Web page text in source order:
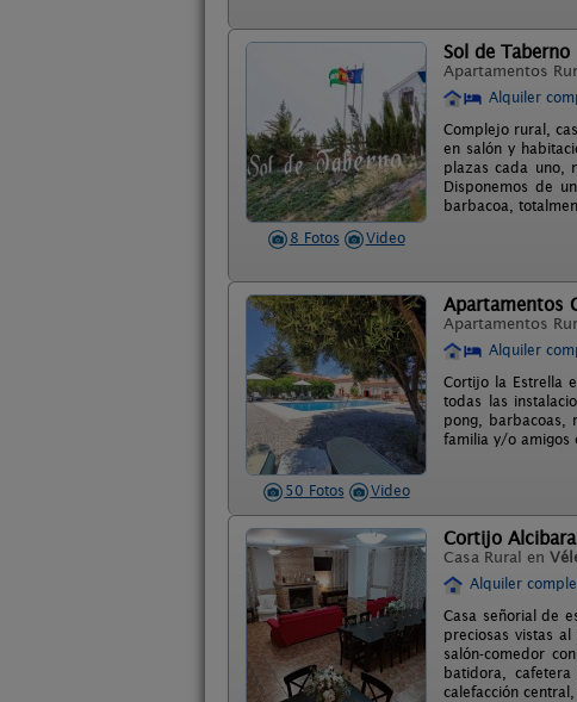
8 Fotos Video
Sol de Taberno
Apartamentos
Alquiler
Complejo rural,
en salón y
plazas cada uno,
Disponemos de
barbacoa,
50 Fotos Video
Apartamentos
Apartamentos
Alquiler
Cortijo la Estrella
todas las
pong, barbacoas,
familia y/o amigos
Cortijo Alcibara
Casa Rural en
Alquiler
Casa señorial de
preciosas vistas
salón-comedor
batidora,
calefacción